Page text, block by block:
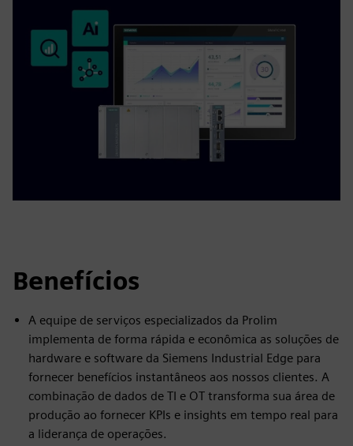
Benefícios
A equipe de serviços especializados da Prolim
implementa de forma rápida e econômica as soluções de
hardware e software da Siemens Industrial Edge para
fornecer benefícios instantâneos aos nossos clientes. A
combinação de dados de TI e OT transforma sua área de
produção ao fornecer KPIs e insights em tempo real para
a liderança de operações.